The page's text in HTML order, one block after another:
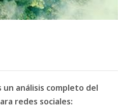
análisis completo del
redes sociales: